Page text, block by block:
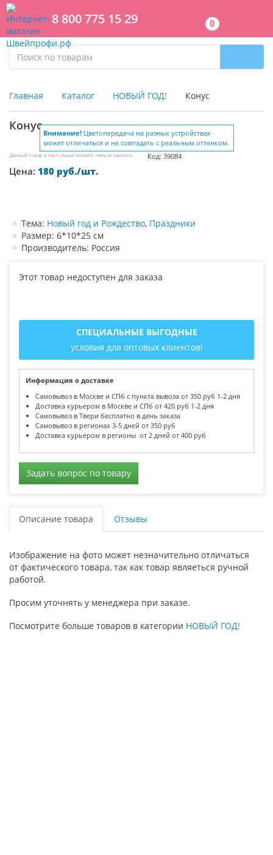
8 800 775 15 29 0
Главная Каталог НОВЫЙ ГОД! Конус
Конус
Внимание!Цветопередача на разных устройствах
может отличаться и не совпадать с реальным оттенком.
Данный товар в настоящий момент нельзя заказать Код: 39084
Цена: 180 руб./шт.
Тема: Новый год и Рождество, Праздники
Размер: 6*10*25 см
Производитель: Россия
Этот товар недоступен для заказа
СПЕЦИАЛЬНЫЕ ВЫГОДНЫЕ
условия для оптовых клиентов!
Информация о доставке
Самовывоз в Москве и СПб с пункта вывоза от 350 руб 1-2 дня
Доставка курьером в Москве и СПб от 420 руб 1-2 дня
Самовывоз в Твери бесплатно в день заказа
Самовывоз в регионах 3-5 дней от 350 руб
Доставка курьером в регионы от 2 дней от 400 руб
Задать вопрос по товару
Описание товара Отзывы
Изображение на фото может незначительно отличаться
от фактического товара, так как товар являеться ручной
работой.
Просим уточнять у менеджера при заказе.
Посмотрите больше товаров в категории НОВЫЙ ГОД!